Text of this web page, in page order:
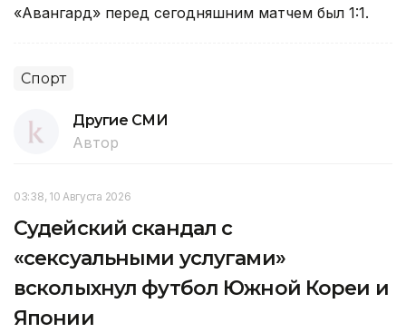
«Авангард» перед сегодняшним матчем был 1:1.
Спорт
Другие СМИ
Автор
03:38, 10 Августа 2026
Судейский скандал с
«сексуальными услугами»
всколыхнул футбол Южной Кореи и
Японии